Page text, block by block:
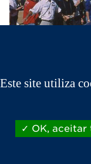
Descubra a
Este site utiliza
OK, aceitar